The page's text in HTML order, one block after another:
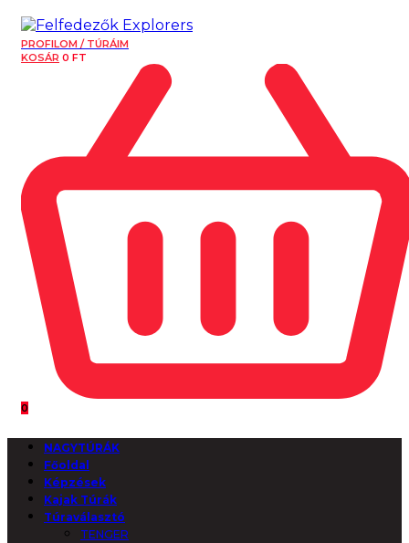
PROFILOM / TÚRÁIM
KOSÁR 0 FT
0
NAGYTÚRÁK
Főoldal
Képzések
Kajak Túrák
Túraválasztó
TENGER